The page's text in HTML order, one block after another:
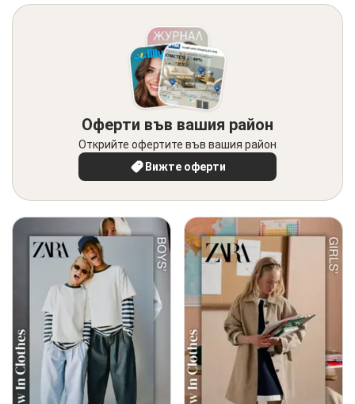
Оферти във вашия район
Открийте офертите във вашия район
Вижте оферти